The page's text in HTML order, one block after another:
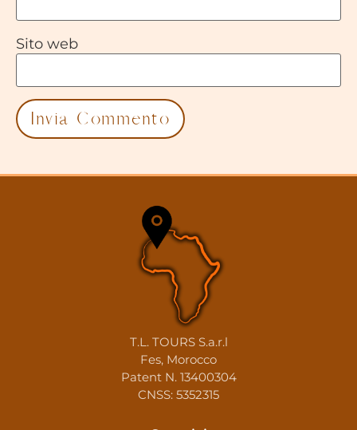
Sito web
T.L. TOURS S.a.r.l
Fes, Morocco
Patent N. 13400304
CNSS: 5352315